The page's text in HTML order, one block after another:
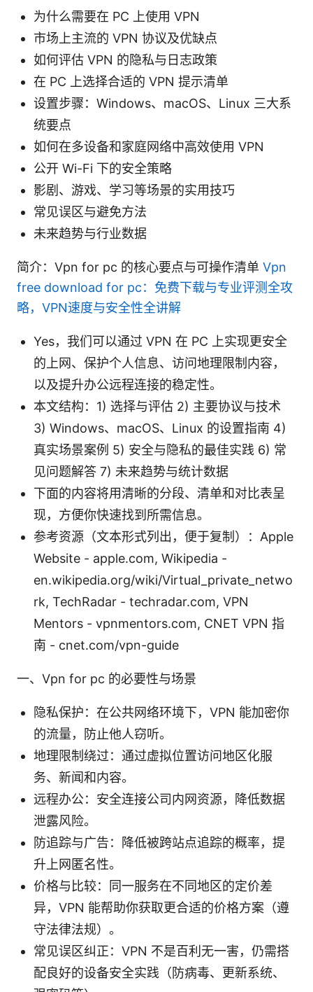
为什么需要在 PC 上使用 VPN
市场上主流的 VPN 协议及优缺点
如何评估 VPN 的隐私与日志政策
在 PC 上选择合适的 VPN 提示清单
设置步骤：Windows、macOS、Linux 三大系
统要点
如何在多设备和家庭网络中高效使用 VPN
公开 Wi-Fi 下的安全策略
影剧、游戏、学习等场景的实用技巧
常见误区与避免方法
未来趋势与行业数据
简介：Vpn for pc 的核心要点与可操作清单 Vpn
free download for pc：免费下载与专业评测全攻
略，VPN速度与安全性全讲解
Yes，我们可以通过 VPN 在 PC 上实现更安全
的上网、保护个人信息、访问地理限制内容，
以及提升办公远程连接的稳定性。
本文结构：1) 选择与评估 2) 主要协议与技术
3) Windows、macOS、Linux 的设置指南 4)
真实场景案例 5) 安全与隐私的最佳实践 6) 常
见问题解答 7) 未来趋势与统计数据
下面的内容将用清晰的分段、清单和对比表呈
现，方便你快速找到所需信息。
参考资源（文本形式列出，便于复制）：Apple
Website - apple.com, Wikipedia -
en.wikipedia.org/wiki/Virtual_private_netwo
rk, TechRadar - techradar.com, VPN
Mentors - vpnmentors.com, CNET VPN 指
南 - cnet.com/vpn-guide
一、Vpn for pc 的必要性与场景
隐私保护：在公共网络环境下，VPN 能加密你
的流量，防止他人窃听。
地理限制绕过：通过虚拟位置访问地区化服
务、新闻和内容。
远程办公：安全连接公司内网资源，降低数据
泄露风险。
防追踪与广告：降低被跨站点追踪的概率，提
升上网匿名性。
价格与比较：同一服务在不同地区的定价差
异，VPN 能帮助你获取更合适的价格方案（遵
守法律法规）。
常见误区纠正：VPN 不是百利无一害，仍需搭
配良好的设备安全实践（防病毒、更新系统、